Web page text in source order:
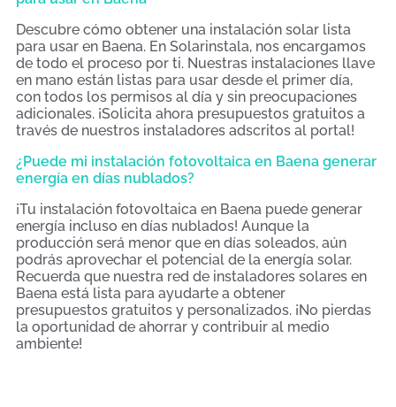
Descubre cómo obtener una instalación solar lista
para usar en Baena. En Solarinstala, nos encargamos
de todo el proceso por ti. Nuestras instalaciones llave
en mano están listas para usar desde el primer día,
con todos los permisos al día y sin preocupaciones
adicionales. ¡Solicita ahora presupuestos gratuitos a
través de nuestros instaladores adscritos al portal!
¿Puede mi instalación fotovoltaica en Baena generar
energía en días nublados?
¡Tu instalación fotovoltaica en Baena puede generar
energía incluso en días nublados! Aunque la
producción será menor que en días soleados, aún
podrás aprovechar el potencial de la energía solar.
Recuerda que nuestra red de instaladores solares en
Baena está lista para ayudarte a obtener
presupuestos gratuitos y personalizados. ¡No pierdas
la oportunidad de ahorrar y contribuir al medio
ambiente!